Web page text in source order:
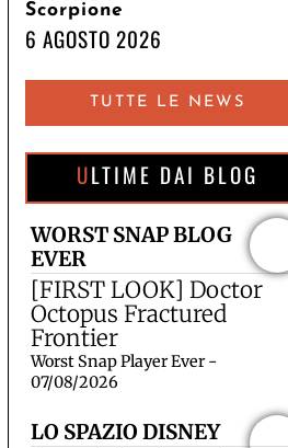
Scorpione
6 AGOSTO 2026
TUTTE LE NEWS
ULTIME DAI BLOG
WORST SNAP BLOG
EVER
[FIRST LOOK] Doctor
Octopus Fractured
Frontier
Worst Snap Player Ever -
07/08/2026
LO SPAZIO DISNEY